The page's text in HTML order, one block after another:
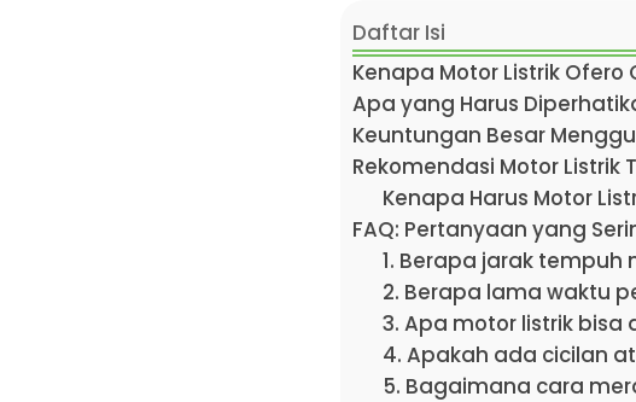
Daftar Isi
Kenapa Motor Listrik Ofero
Apa yang Harus
Keuntungan Besar
Rekomendasi Motor Listrik
Kenapa Harus Motor
FAQ: Pertanyaan yang
1. Berapa jarak tempuh
2. Berapa lama waktu
3. Apa motor listrik bisa
4. Apakah ada cicilan
5. Bagaimana cara